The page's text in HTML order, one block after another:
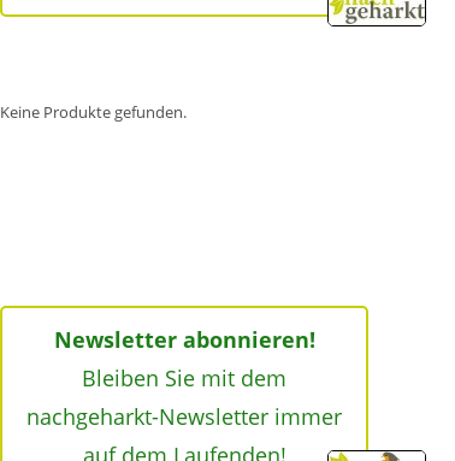
Keine Produkte gefunden.
Newsletter abonnieren!
Bleiben Sie mit dem
nachgeharkt-Newsletter immer
auf dem Laufenden!